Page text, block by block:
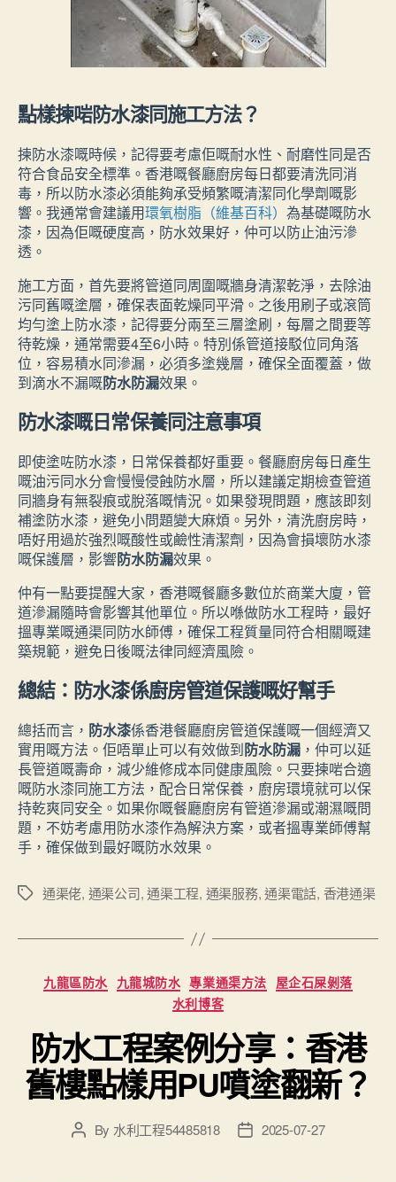
點樣揀啱防水漆同施工方法？
揀防水漆嘅時候，記得要考慮佢嘅耐水性、耐磨性同是否
符合食品安全標準。香港嘅餐廳廚房每日都要清洗同消
毒，所以防水漆必須能夠承受頻繁嘅清潔同化學劑嘅影
響。我通常會建議用環氧樹脂（維基百科） 為基礎嘅防水
漆，因為佢嘅硬度高，防水效果好，仲可以防止油污滲
透。
施工方面，首先要將管道同周圍嘅牆身清潔乾淨，去除油
污同舊嘅塗層，確保表面乾燥同平滑。之後用刷子或滾筒
均勻塗上防水漆，記得要分兩至三層塗刷，每層之間要等
待乾燥，通常需要4至6小時。特別係管道接駁位同角落
位，容易積水同滲漏，必須多塗幾層，確保全面覆蓋，做
到滴水不漏嘅防水防漏效果。
防水漆嘅日常保養同注意事項
即使塗咗防水漆，日常保養都好重要。餐廳廚房每日產生
嘅油污同水分會慢慢侵蝕防水層，所以建議定期檢查管道
同牆身有無裂痕或脫落嘅情況。如果發現問題，應該即刻
補塗防水漆，避免小問題變大麻煩。另外，清洗廚房時，
唔好用過於強烈嘅酸性或鹼性清潔劑，因為會損壞防水漆
嘅保護層，影響防水防漏效果。
仲有一點要提醒大家，香港嘅餐廳多數位於商業大廈，管
道滲漏隨時會影響其他單位。所以喺做防水工程時，最好
搵專業嘅通渠同防水師傅，確保工程質量同符合相關嘅建
築規範，避免日後嘅法律同經濟風險。
總結：防水漆係廚房管道保護嘅好幫手
總括而言， 防水漆係香港餐廳廚房管道保護嘅一個經濟又
實用嘅方法。佢唔單止可以有效做到防水防漏 ，仲可以延
長管道嘅壽命，減少維修成本同健康風險。只要揀啱合適
嘅防水漆同施工方法，配合日常保養，廚房環境就可以保
持乾爽同安全。如果你嘅餐廳廚房有管道滲漏或潮濕嘅問
題，不妨考慮用防水漆作為解決方案，或者搵專業師傅幫
手，確保做到最好嘅防水效果。
Tags通渠佬, 通渠公司,通渠工程, 通渠服務,通渠電話, 香港通渠
Categories
九龍區防水 九龍城防水 專業通渠方法 屋企石屎剝落
水利博客
防水工程案例分享：香港
舊樓點樣用PU噴塗翻新？
PostBy 水利工程54485818
Post2025-07-27